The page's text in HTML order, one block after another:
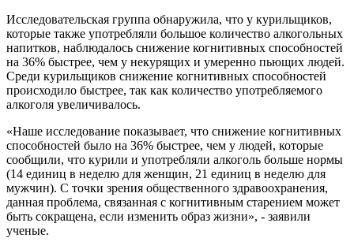
Исследовательская группа обнаружила, что у курильщиков,
которые также употребляли большое количество алкогольных
напитков, наблюдалось снижение когнитивных способностей
на 36% быстрее, чем у некурящих и умеренно пьющих людей.
Среди курильщиков снижение когнитивных способностей
происходило быстрее, так как количество употребляемого
алкоголя увеличивалось.
«Наше исследование показывает, что снижение когнитивных
способностей было на 36% быстрее, чем у людей, которые
сообщили, что курили и употребляли алкоголь больше нормы
(14 единиц в неделю для женщин, 21 единиц в неделю для
мужчин). С точки зрения общественного здравоохранения,
данная проблема, связанная с когнитивным старением может
быть сокращена, если изменить образ жизни», - заявили
ученые.